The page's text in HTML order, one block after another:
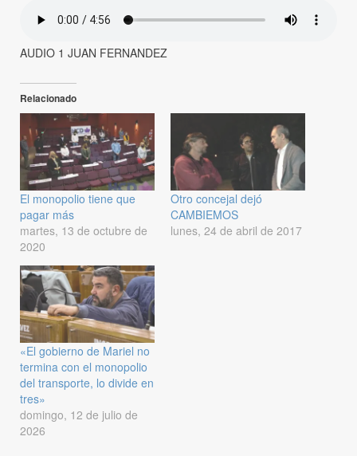
AUDIO 1 JUAN FERNANDEZ
Relacionado
El monopolio tiene que
pagar más
martes, 13 de octubre de
2020
Otro concejal dejó
CAMBIEMOS
lunes, 24 de abril de 2017
«El gobierno de Mariel no
termina con el monopolio
del transporte, lo divide en
tres»
domingo, 12 de julio de
2026